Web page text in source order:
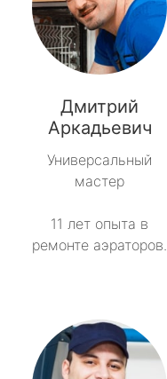
Дмитрий
Аркадьевич
Универсальный
мастер
11 лет опыта в
ремонте аэраторов.